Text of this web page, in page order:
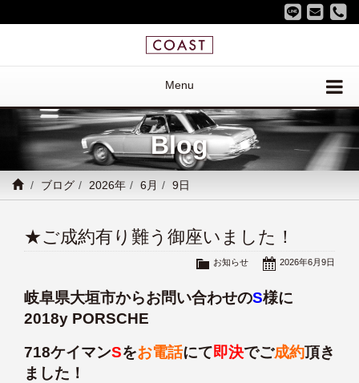
Menu
Blog
ブログ 2026年 6月 9日
★ご成約有り難う御座いました！
2026年6月9日
お知らせ
岐阜県大垣市からお問い合わせのS様に
2018y PORSCHE
718ケイマンSをお電話にて即決でご成約頂き
ました！